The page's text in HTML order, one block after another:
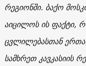
რეგიონში. ბაქო
აიცილოს ის ფაქტი,
ცვლილებასთან
სამხრეთ კავკასიის